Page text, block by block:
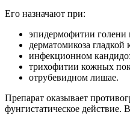
Его назначают при:
эпидермофитии голени
дерматомикоза гладкой
инфекционном
трихофитии кожных
отрубевидном лишае.
Препарат оказывает
фунгистатическое